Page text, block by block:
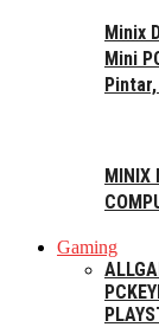
Minix
Mini
Gaming
ALL
PC